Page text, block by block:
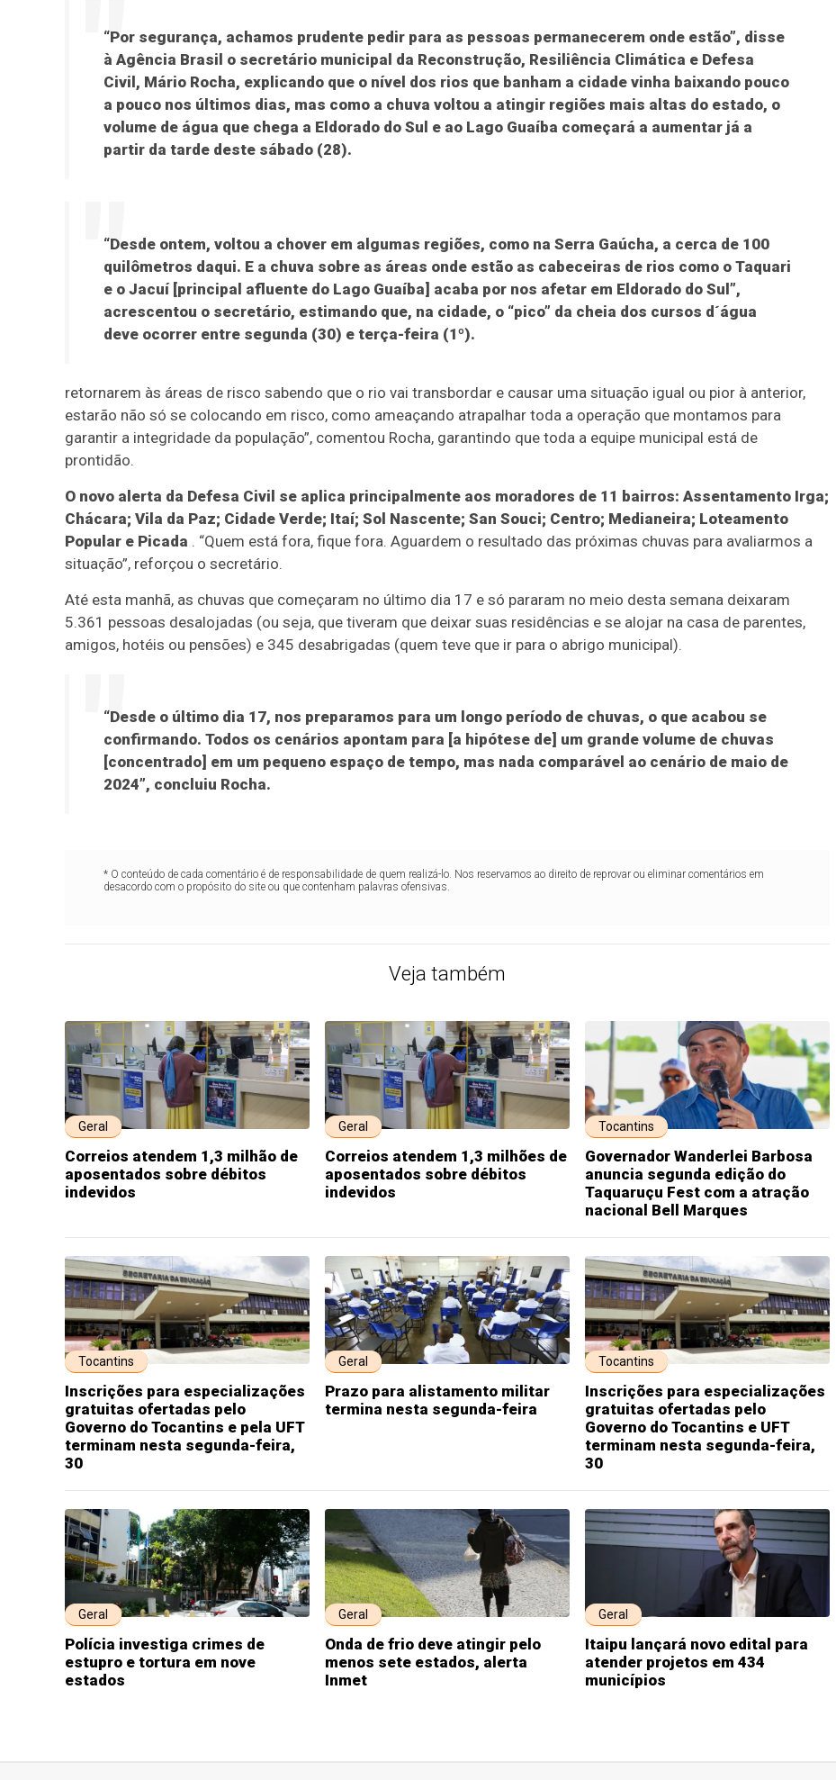
“Por segurança, achamos prudente pedir para as pessoas permanecerem onde estão”, disse
à Agência Brasil o secretário municipal da Reconstrução, Resiliência Climática e Defesa
Civil, Mário Rocha, explicando que o nível dos rios que banham a cidade vinha baixando pouco
a pouco nos últimos dias, mas como a chuva voltou a atingir regiões mais altas do estado, o
volume de água que chega a Eldorado do Sul e ao Lago Guaíba começará a aumentar já a
partir da tarde deste sábado (28).
“Desde ontem, voltou a chover em algumas regiões, como na Serra Gaúcha, a cerca de 100
quilômetros daqui. E a chuva sobre as áreas onde estão as cabeceiras de rios como o Taquari
e o Jacuí [principal afluente do Lago Guaíba] acaba por nos afetar em Eldorado do Sul”,
acrescentou o secretário, estimando que, na cidade, o “pico” da cheia dos cursos d´água
deve ocorrer entre segunda (30) e terça-feira (1º).
retornarem às áreas de risco sabendo que o rio vai transbordar e causar uma situação igual ou pior à anterior,
estarão não só se colocando em risco, como ameaçando atrapalhar toda a operação que montamos para
garantir a integridade da população”, comentou Rocha, garantindo que toda a equipe municipal está de
prontidão.
O novo alerta da Defesa Civil se aplica principalmente aos moradores de 11 bairros: Assentamento Irga;
Chácara; Vila da Paz; Cidade Verde; Itaí; Sol Nascente; San Souci; Centro; Medianeira; Loteamento
Popular e Picada . “Quem está fora, fique fora. Aguardem o resultado das próximas chuvas para avaliarmos a
situação”, reforçou o secretário.
Até esta manhã, as chuvas que começaram no último dia 17 e só pararam no meio desta semana deixaram
5.361 pessoas desalojadas (ou seja, que tiveram que deixar suas residências e se alojar na casa de parentes,
amigos, hotéis ou pensões) e 345 desabrigadas (quem teve que ir para o abrigo municipal).
“Desde o último dia 17, nos preparamos para um longo período de chuvas, o que acabou se
confirmando. Todos os cenários apontam para [a hipótese de] um grande volume de chuvas
[concentrado] em um pequeno espaço de tempo, mas nada comparável ao cenário de maio de
2024”, concluiu Rocha.
* O conteúdo de cada comentário é de responsabilidade de quem realizá-lo. Nos reservamos ao direito de reprovar ou eliminar comentários em
desacordo com o propósito do site ou que contenham palavras ofensivas.
Veja também
Geral
Correios atendem 1,3 milhão de
aposentados sobre débitos
indevidos
Geral
Correios atendem 1,3 milhões de
aposentados sobre débitos
indevidos
Tocantins
Governador Wanderlei Barbosa
anuncia segunda edição do
Taquaruçu Fest com a atração
nacional Bell Marques
Tocantins
Inscrições para especializações
gratuitas ofertadas pelo
Governo do Tocantins e pela UFT
terminam nesta segunda-feira,
30
Geral
Prazo para alistamento militar
termina nesta segunda-feira
Tocantins
Inscrições para especializações
gratuitas ofertadas pelo
Governo do Tocantins e UFT
terminam nesta segunda-feira,
30
Geral
Polícia investiga crimes de
estupro e tortura em nove
estados
Geral
Onda de frio deve atingir pelo
menos sete estados, alerta
Inmet
Geral
Itaipu lançará novo edital para
atender projetos em 434
municípios